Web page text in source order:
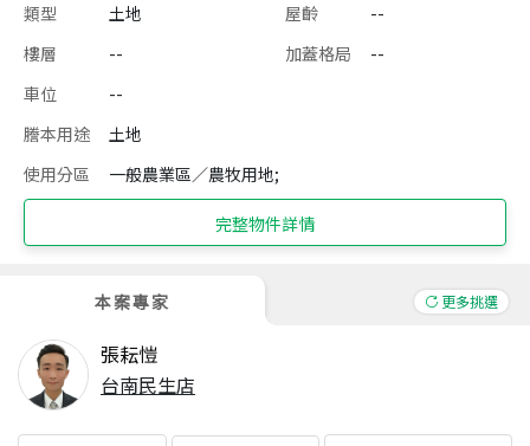
類型 土地 屋齡
--
樓層
-- 加蓋格局
--
車位
--
謄本用途
土地
使用分區
一般農業區／農牧用地;
完整物件詳情
本案專家 更多挑選
張耘愷
台南民生店